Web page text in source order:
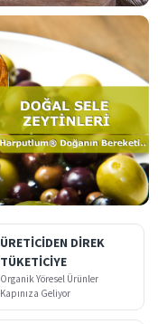
ÜRETİCİDEN DİREK
TÜKETİCİYE
Organik Yöresel Ürünler
Kapınıza Geliyor